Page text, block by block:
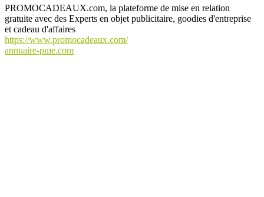
PROMOCADEAUX.com, la plateforme de mise en relation
gratuite avec des Experts en objet publicitaire, goodies d'entreprise
et cadeau d'affaires
https://www.promocadeaux.com/
annuaire-pme.com